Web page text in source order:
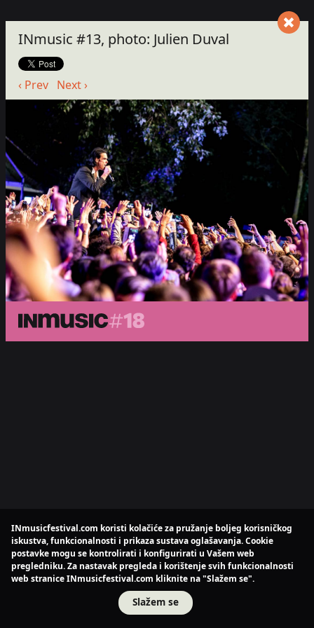
INmusic #13, photo: Julien Duval
‹ Prev Next ›
INmusicfestival.com koristi kolačiće za pružanje boljeg korisničkog
iskustva, funkcionalnosti i prikaza sustava oglašavanja. Cookie
postavke mogu se kontrolirati i konfigurirati u Vašem web
pregledniku. Za nastavak pregleda i korištenje svih funkcionalnosti
web stranice INmusicfestival.com kliknite na "Slažem se".
Slažem se